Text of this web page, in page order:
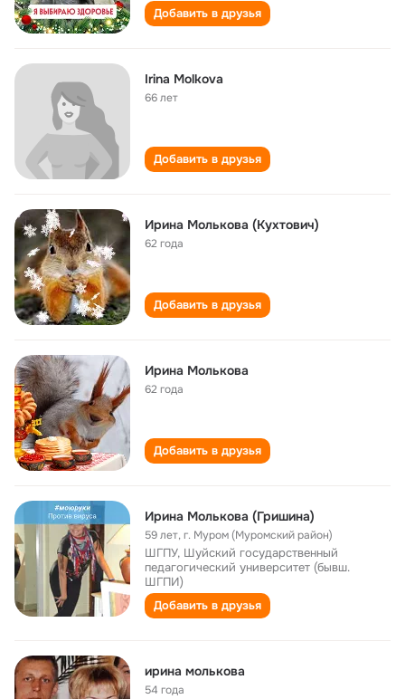
Добавить в друзья
Irina Molkova
66 лет
Добавить в друзья
Ирина Молькова (Кухтович)
62 года
Добавить в друзья
Ирина Молькова
62 года
Добавить в друзья
Ирина Молькова (Гришина)
59 лет,г. Муром (Муромский район)
ШГПУ, Шуйский государственный
педагогический университет (бывш.
ШГПИ)
Добавить в друзья
ирина молькова
54 года